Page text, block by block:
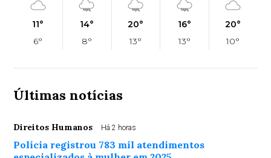
11°
6°
14°
8°
20°
13°
16°
13°
20°
10°
Últimas notícias
Direitos Humanos Há 2 horas
Polícia registrou 783 mil atendimentos